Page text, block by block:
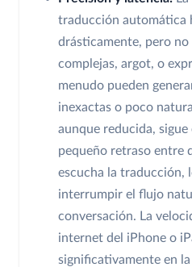
traducción automática
drásticamente, pero no
complejas, argot, o
menudo pueden
inexactas o poco
aunque reducida,
pequeño retraso entre
escucha la traducción,
interrumpir el flujo
conversación. La
internet del iPhone o
significativamente en